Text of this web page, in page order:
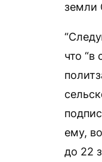
земли
что “в
ему,
до 22